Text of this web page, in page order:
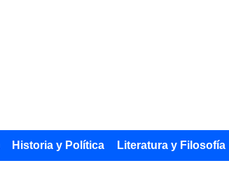
Historia y Política Literatura y Filosofía